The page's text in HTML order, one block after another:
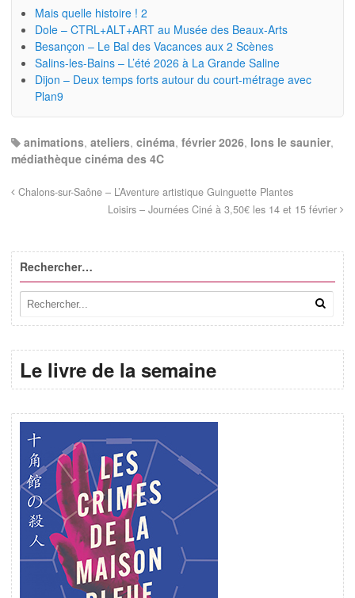
Mais quelle histoire ! 2
Dole – CTRL+ALT+ART au Musée des Beaux-Arts
Besançon – Le Bal des Vacances aux 2 Scènes
Salins-les-Bains – L’été 2026 à La Grande Saline
Dijon – Deux temps forts autour du court-métrage avec
Plan9
animations, ateliers, cinéma, février 2026, lons le saunier,
médiathèque cinéma des 4C
Chalons-sur-Saône – L’Aventure artistique Guinguette Plantes
Loisirs – Journées Ciné à 3,50€ les 14 et 15 février
Rechercher…
Le livre de la semaine